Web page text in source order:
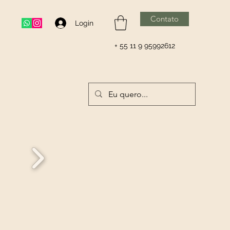
Login Contato
+ 55 11 9 95992612